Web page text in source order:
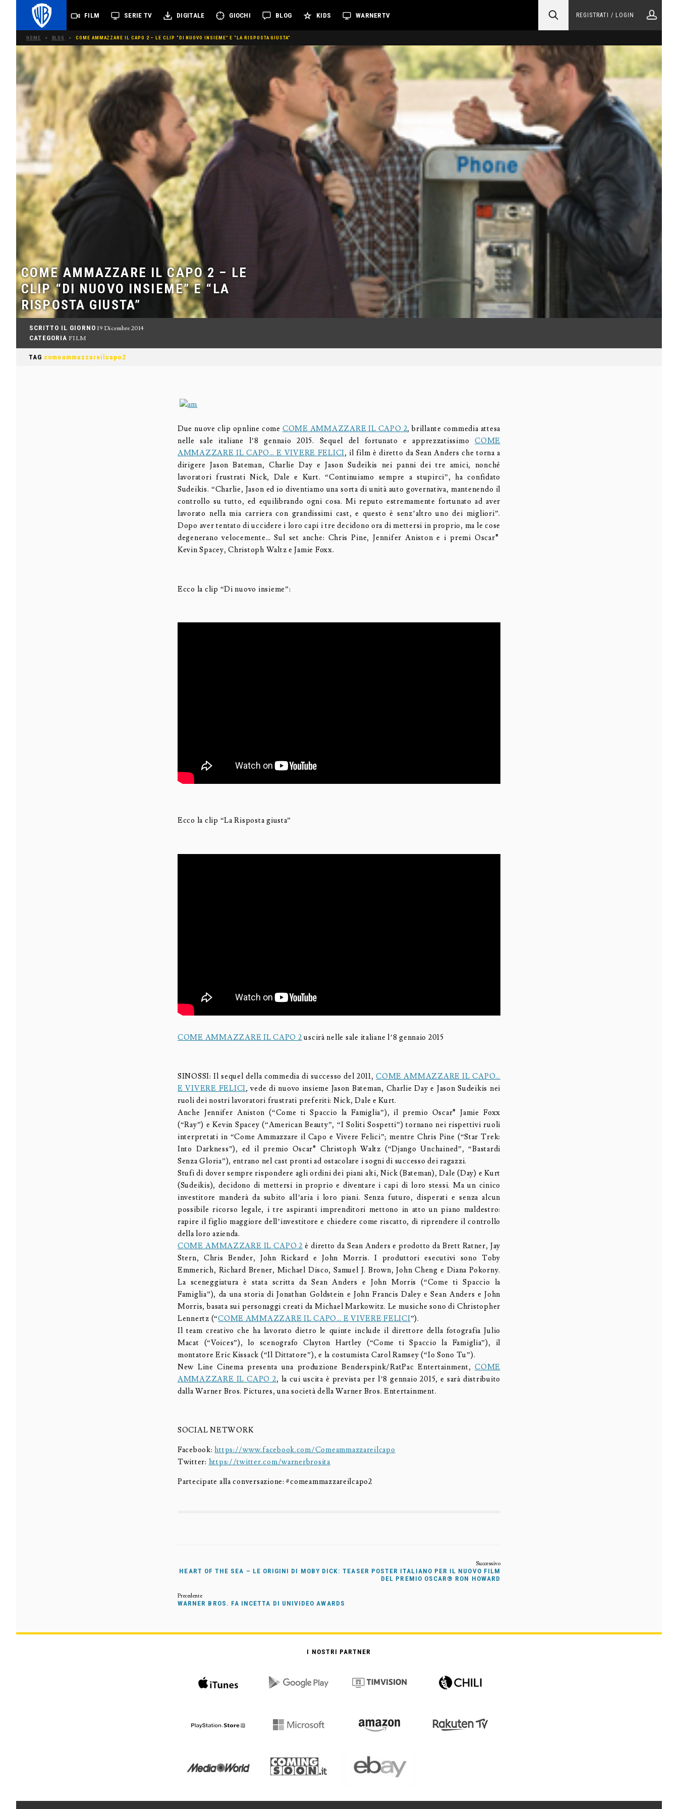
FILM SERIE TV DIGITALE GIOCHI BLOG KIDS WARNERTV REGISTRATI / LOGIN
HOME > BLOG > COME AMMAZZARE IL CAPO 2 – LE CLIP “DI NUOVO INSIEME” E “LA RISPOSTA GIUSTA”
COME AMMAZZARE IL CAPO 2 – LE
CLIP “DI NUOVO INSIEME” E “LA
RISPOSTA GIUSTA”
SCRITTO IL GIORNO 19 Dicembre 2014
CATEGORIA FILM
TAG comeammazzareilcapo2
Due nuove clip opnline come COME AMMAZZARE IL CAPO 2, brillante commedia attesa
nelle sale italiane l’8 gennaio 2015. Sequel del fortunato e apprezzatissimoCOME
AMMAZZARE IL CAPO… E VIVERE FELICI, il film è diretto da Sean Anders che torna a
dirigere Jason Bateman, Charlie Day e Jason Sudeikis nei panni dei tre amici, nonché
lavoratori frustrati Nick, Dale e Kurt. “Continuiamo sempre a stupirci”, ha confidato
Sudeikis. “Charlie, Jason ed io diventiamo una sorta di unità auto governativa, mantenendo il
controllo su tutto, ed equilibrando ogni cosa. Mi reputo estremamente fortunato ad aver
lavorato nella mia carriera con grandissimi cast, e questo è senz’altro uno dei migliori”.
Dopo aver tentato di uccidere i loro capi i tre decidono ora di mettersi in proprio, ma le cose
degenerano velocemente… Sul set anche: Chris Pine, Jennifer Aniston e i premi Oscar®
Kevin Spacey, Christoph Waltz e Jamie Foxx.
Ecco la clip “Di nuovo insieme”:
Ecco la clip “La Risposta giusta”
COME AMMAZZARE IL CAPO 2 uscirà nelle sale italiane l’8 gennaio 2015
SINOSSI: Il sequel della commedia di successo del 2011,COME AMMAZZARE IL CAPO…
E VIVERE FELICI, vede di nuovo insieme Jason Bateman, Charlie Day e Jason Sudeikis nei
ruoli dei nostri lavoratori frustrati preferiti: Nick, Dale e Kurt.
Anche Jennifer Aniston (“Come ti Spaccio la Famiglia”), il premio Oscar® Jamie Foxx
(“Ray”) e Kevin Spacey (“American Beauty”, “I Soliti Sospetti”) tornano nei rispettivi ruoli
interpretati in “Come Ammazzare il Capo e Vivere Felici”; mentre Chris Pine (“Star Trek:
Into Darkness”), ed il premio Oscar® Christoph Waltz (“Django Unchained”, “Bastardi
Senza Gloria”), entrano nel cast pronti ad ostacolare i sogni di successo dei ragazzi.
Stufi di dover sempre rispondere agli ordini dei piani alti, Nick (Bateman), Dale (Day) e Kurt
(Sudeikis), decidono di mettersi in proprio e diventare i capi di loro stessi. Ma un cinico
investitore manderà da subito all’aria i loro piani. Senza futuro, disperati e senza alcun
possibile ricorso legale, i tre aspiranti imprenditori mettono in atto un piano maldestro:
rapire il figlio maggiore dell’investitore e chiedere come riscatto, di riprendere il controllo
della loro azienda.
COME AMMAZZARE IL CAPO 2 è diretto da Sean Anders e prodotto da Brett Ratner, Jay
Stern, Chris Bender, John Rickard e John Morris. I produttori esecutivi sono Toby
Emmerich, Richard Brener, Michael Disco, Samuel J. Brown, John Cheng e Diana Pokorny.
La sceneggiatura è stata scritta da Sean Anders e John Morris (“Come ti Spaccio la
Famiglia”), da una storia di Jonathan Goldstein e John Francis Daley e Sean Anders e John
Morris, basata sui personaggi creati da Michael Markowitz. Le musiche sono di Christopher
Lennertz (“COME AMMAZZARE IL CAPO… E VIVERE FELICI”).
Il team creativo che ha lavorato dietro le quinte include il direttore della fotografia Julio
Macat (“Voices”), lo scenografo Clayton Hartley (“Come ti Spaccio la Famiglia”), il
montatore Eric Kissack (“Il Dittatore”), e la costumista Carol Ramsey (“Io Sono Tu”).
New Line Cinema presenta una produzione Benderspink/RatPac Entertainment,COME
AMMAZZARE IL CAPO 2, la cui uscita è prevista per l’8 gennaio 2015, e sarà distribuito
dalla Warner Bros. Pictures, una società della Warner Bros. Entertainment.
SOCIAL NETWORK
Facebook:https://www.facebook.com/Comeammazzareilcapo
Twitter: https://twitter.com/warnerbrosita
Partecipate alla conversazione: #comeammazzareilcapo2
HEART OF THE SEA – LE ORIGINI DI MOBY DICK: TEASER POSTER ITALIANO PER IL NUOVO FILM
DEL PREMIO OSCAR® RON HOWARD
WARNER BROS. FA INCETTA DI UNIVIDEO AWARDS
I NOSTRI PARTNER